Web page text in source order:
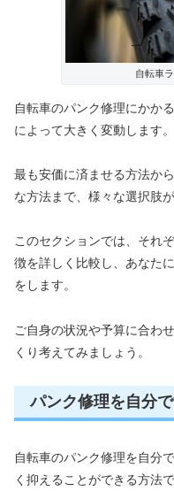
自転車
自転車のパンク修理にかか
によって大きく変動します。
最も安価に済ませる方法か
な方法まで、様々な選択肢
このセクションでは、それ
徴を詳しく比較し、あなた
をします。
ご自身の状況や予算に合わ
くり考えてみましょう。
パンク修理を自分
自転車のパンク修理を自分
く抑えることができる方法で